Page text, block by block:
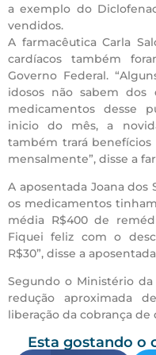
a exemplo do
vendidos.
A farmacêutica Carla
cardíacos também
Governo Federal.
idosos não sabem dos
medicamentos desse
inicio do mês, a
também trará benefícios
mensalmente”, disse a
A aposentada Joana dos
os medicamentos
média R$400 de
Fiquei feliz com o
R$30”, disse a
Segundo o Ministério
redução aproximada
liberação da cobrança
Esta gostando o